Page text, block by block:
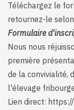
Téléchargez le
retournez-le
Formulaire
Nous nous
première
de la convivialité,
l'élevage
Lien direct: